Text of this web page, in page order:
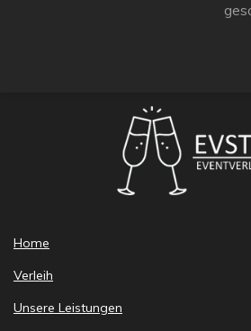
Home
Verleih
Unsere Leistungen